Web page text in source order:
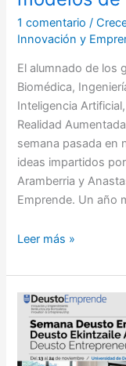
1 comentario /
Innovación y
El alumnado de los
Biomédica,
Inteligencia
Realidad
semana pasada en
ideas impartidos
Aramberria y
Emprende. Un año
de
nuestros
talleres
de
generación
de
ideas
modelos
de
negocio
Leer más »
Semana
Deusto
Emprende
2023: